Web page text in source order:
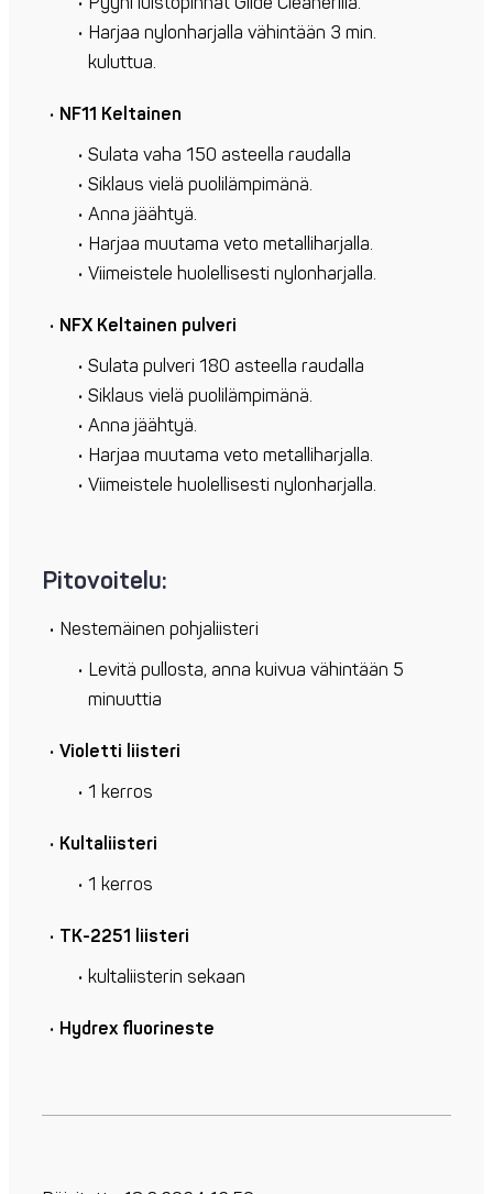
Harjaa nylonharjalla vähintään 3 min.
kuluttua.
NF11 Keltainen
Sulata vaha 150 asteella raudalla
Siklaus vielä puolilämpimänä.
Anna jäähtyä.
Harjaa muutama veto metalliharjalla.
Viimeistele huolellisesti nylonharjalla.
NFX Keltainen pulveri
Sulata pulveri 180 asteella raudalla
Siklaus vielä puolilämpimänä.
Anna jäähtyä.
Harjaa muutama veto metalliharjalla.
Viimeistele huolellisesti nylonharjalla.
Pitovoitelu:
Nestemäinen pohjaliisteri
Levitä pullosta, anna kuivua vähintään 5
minuuttia
Violetti liisteri
1 kerros
Kultaliisteri
1 kerros
TK-2251 liisteri
kultaliisterin sekaan
Hydrex fluorineste